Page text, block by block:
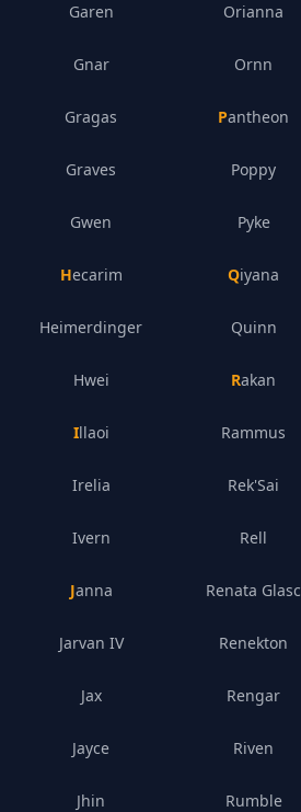
Garen
Gnar
Gragas
Graves
Gwen
Hecarim
Heimerdinger
Hwei
Illaoi
Irelia
Ivern
Janna
Jarvan IV
Jax
Jayce
Jhin
Orianna
Ornn
Pantheon
Poppy
Pyke
Qiyana
Quinn
Rakan
Rammus
Rek'Sai
Rell
Renata Glasc
Renekton
Rengar
Riven
Rumble